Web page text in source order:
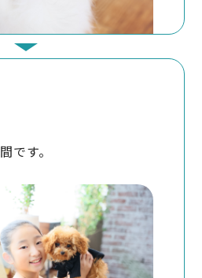
です。
シーの変更
除いて、ユーザーに通知する
とができるものとします。重
を除いて、変更後のプライバ
とします。
口
問い合わせは、下記の窓口
す。